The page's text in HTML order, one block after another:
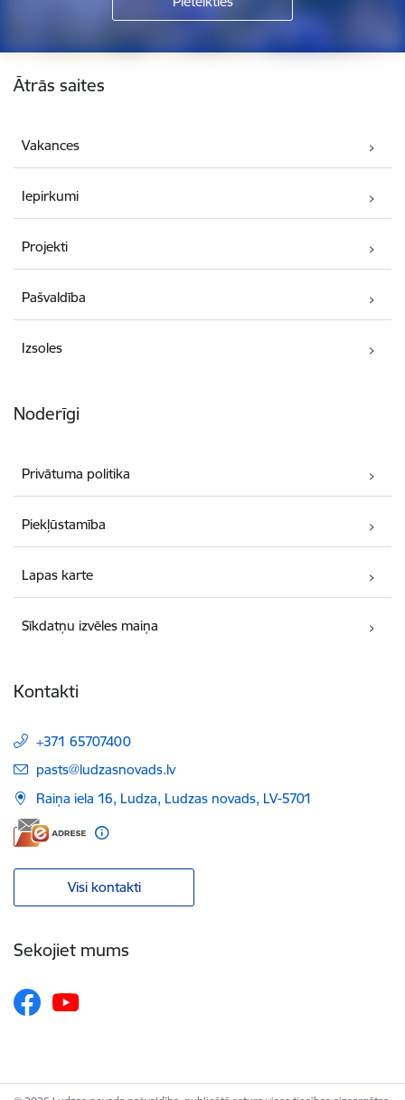
Kājene
Ātrās saites
Vakances
Iepirkumi
Projekti
Pašvaldība
Izsoles
Noderīgi
Privātuma politika
Piekļūstamība
Lapas karte
Sīkdatņu izvēles maiņa
Kontakti
+371 65707400
E-pasts:
pasts@ludzasnovads.lv
Raiņa iela 16, Ludza, Ludzas novads, LV-5701
Visi kontakti
Sekojiet mums